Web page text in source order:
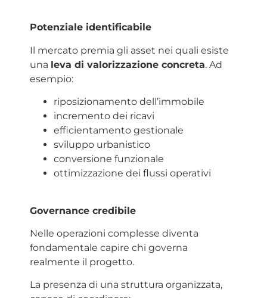
Potenziale identificabile
Il mercato premia gli asset nei quali esiste
una leva di valorizzazione concreta. Ad
esempio:
riposizionamento dell’immobile
incremento dei ricavi
efficientamento gestionale
sviluppo urbanistico
conversione funzionale
ottimizzazione dei flussi operativi
Governance credibile
Nelle operazioni complesse diventa
fondamentale capire chi governa
realmente il progetto.
La presenza di una struttura organizzata,